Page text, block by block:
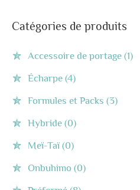
Catégories de produits
Accessoire de portage (1)
Écharpe (4)
Formules et Packs (3)
Hybride (0)
Meï-Taï (0)
Onbuhimo (0)